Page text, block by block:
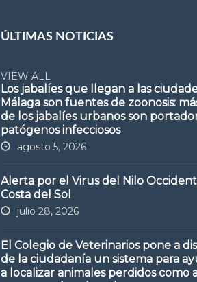
ÚLTIMAS NOTICIAS
VIEW ALL
Los jabalíes que llegan a las
Málaga son fuentes de zoonosis:
de los jabalíes urbanos son
patógenos infecciosos
agosto 5, 2026
Alerta por el Virus del Nilo
Costa del Sol
julio 28, 2026
El Colegio de Veterinarios pone a
de la ciudadanía un sistema para
a localizar animales perdidos como